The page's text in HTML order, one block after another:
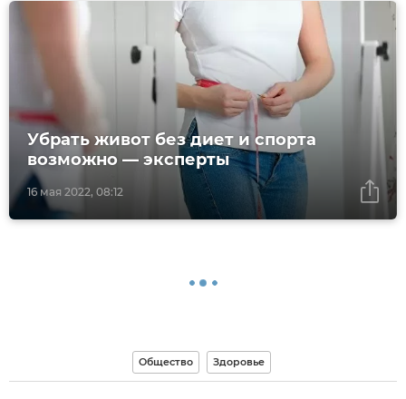
16 мая 2022, 08:12
Убрать живот без диет и спорта
возможно — эксперты
Общество Здоровье